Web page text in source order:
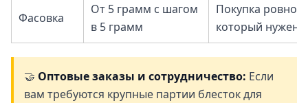
Фасовка
От 5 грамм с шагом
в 5 грамм
Покупка ровно
который нужен
🤝 Оптовые заказы и сотрудничество: Если
вам требуются крупные партии блесток для